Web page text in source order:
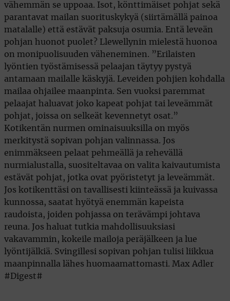
vähemmän se uppoaa. Isot, könttimäiset pohjat sekä
parantavat mailan suorituskykyä (siirtämällä painoa
matalalle) että estävät paksuja osumia. Entä leveän
pohjan huonot puolet? Llewellynin mielestä huonoa
on monipuolisuuden väheneminen. ”Erilaisten
lyöntien työstämisessä pelaajan täytyy pystyä
antamaan mailalle käskyjä. Leveiden pohjien kohdalla
mailaa ohjailee maanpinta. Sen vuoksi paremmat
pelaajat haluavat joko kapeat pohjat tai leveämmät
pohjat, joissa on selkeät kevennetyt osat.”
Kotikentän nurmen ominaisuuksilla on myös
merkitystä sopivan pohjan valinnassa. Jos
enimmäkseen pelaat pehmeällä ja rehevällä
nurmialustalla, suositeltavaa on valita kaivautumista
estävät pohjat, jotka ovat pyöristetyt ja leveämmät.
Jos kotikenttäsi on tavallisesti kiinteässä ja kuivassa
kunnossa, saatat hyötyä enemmän kapeista
raudoista, joiden pohjassa on terävämpi johtava
reuna. Jos haluat tutkia mahdollisuuksiasi
vakavammin, kokeile mailoja peräjälkeen ja lue
lyöntijälkiä. Svingillesi sopivan pohjan tulisi liikkua
maanpinnalla lähes huomaamattomasti. Max Adler
#Digest#